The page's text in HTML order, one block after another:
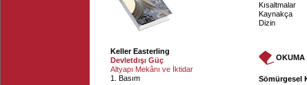
Keller Easterling
Devletdışı Güç
Altyapı Mekânı ve İktidar
1. Basım
Kısaltmalar
Kaynakça
Dizin
OKUMA
Sömürgesel